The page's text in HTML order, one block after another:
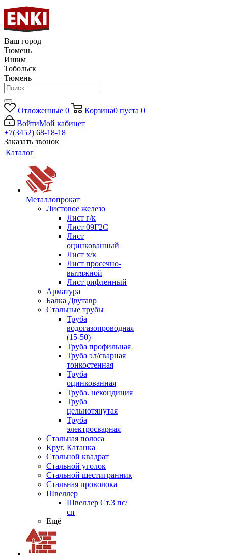
Ваш город
Тюмень
Ишим
Тобольск
Тюмень
Отложенные 0 Корзина0 пуста 0
ВойтиМой кабинет
+7(3452) 68-18-18
Заказать звонок
Каталог
Металлопрокат
Листовое железо
Лист г/к
Лист 09Г2С
Лист
оцинкованный
Лист х/к
Лист просечно-
вытяжной
Лист рифленный
Арматура
Балка Двутавр
Стальные трубы
Труба
водогазопроводная
(15-50)
Труба профильная
Труба эл/сварная
тонкостенная
Труба
оцинкованная
Труба. некондиция
Труба
цельнотянутая
Труба
электросварная
Стальная полоса
Круг, Катанка
Стальной квадрат
Стальной уголок
Стальной шестигранник
Стальная проволока
Швеллер
Швеллер Ст.3 пс/
сп
Ещё